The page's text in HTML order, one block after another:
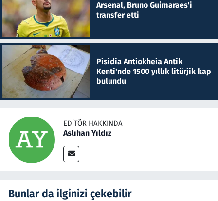
Arsenal, Bruno Guimaraes'i
transfer etti
Pisidia Antiokheia Antik
Kenti'nde 1500 yıllık litürjik kap
bulundu
EDITÖR HAKKINDA
Aslıhan Yıldız
Bunlar da ilginizi çekebilir